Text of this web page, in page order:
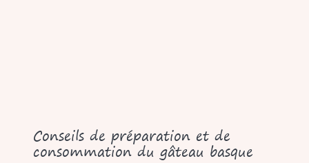
Conseils de préparation et de
consommation du gâteau basque